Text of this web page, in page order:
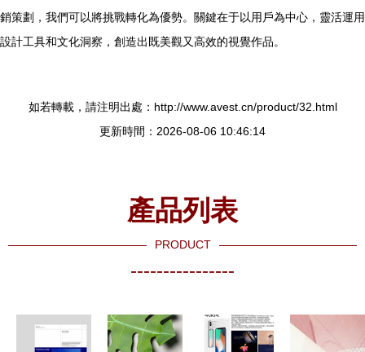
銷策劃，我們可以將挑戰轉化為優勢。關鍵在于以用戶為中心，靈活運用
設計工具和文化洞察，創造出既美觀又高效的視覺作品。
如若轉載，請注明出處：http://www.avest.cn/product/32.html
更新時間：2026-08-06 10:46:14
產品列表
PRODUCT
----------------